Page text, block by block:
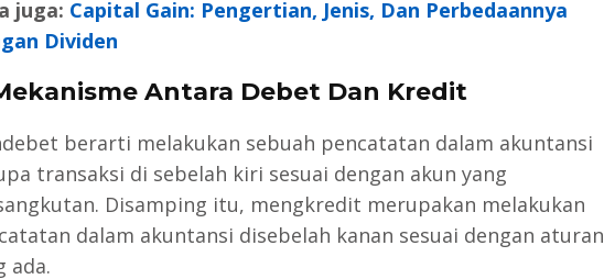
juga: Capital Gain: Pengertian, Jenis, Dan Perbedaannya
Dividen
Antara Debet Dan Kredit
berarti melakukan sebuah pencatatan dalam akuntansi
transaksi di sebelah kiri sesuai dengan akun yang
Disamping itu, mengkredit merupakan melakukan
dalam akuntansi disebelah kanan sesuai dengan aturan
ada.